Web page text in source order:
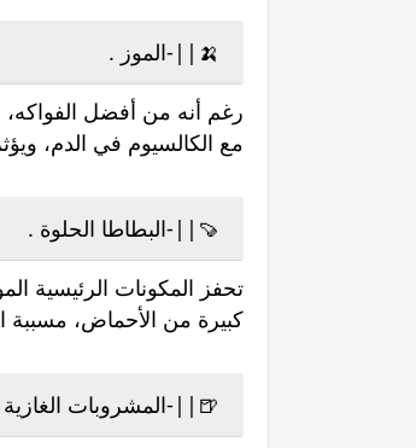
🍌||-الموز .
رغم أنه من أفضل الفواكه،
مع الكالسيوم في الدم،
🍠||-البطاطا الحلوة .
تحفز المكونات الرئيسية
كبيرة من الأحماض، مسببة
🍺||-المشروبات